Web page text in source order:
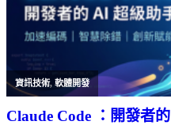
資訊技術,軟體開發
Claude Code ：開發者